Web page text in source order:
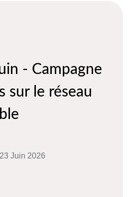
- Campagne
sur le réseau
Juin 2026